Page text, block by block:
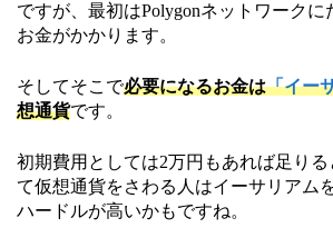
ですが、最初はPolygonネットワークに
お金がかかります。
そしてそこで必要になるお金は「イー
想通貨です。
初期費用としては2万円もあれば足り
て仮想通貨をさわる人はイーサリアム
ハードルが高いかもですね。